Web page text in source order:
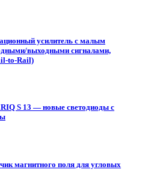
усилитель с малым
выходными сигналами,
to-Rail)
S 13 — новые светодиоды с
магнитного поля для угловых